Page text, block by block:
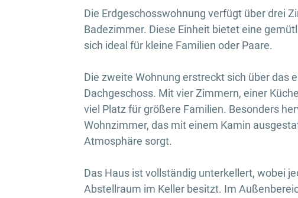
Die Erdgeschosswohnung verfügt über drei
Badezimmer. Diese Einheit bietet eine
sich ideal für kleine Familien oder Paare.
Die zweite Wohnung erstreckt sich über das
Dachgeschoss. Mit vier Zimmern, einer
viel Platz für größere Familien. Besonders
Wohnzimmer, das mit einem Kamin
Atmosphäre sorgt.
Das Haus ist vollständig unterkellert, wobei
Abstellraum im Keller besitzt. Im